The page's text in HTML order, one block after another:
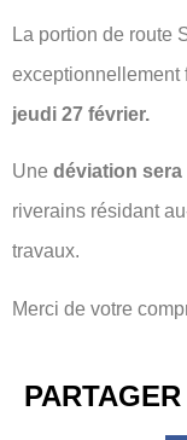
La portion de route
exceptionnellement
jeudi 27 février.
Une déviation sera
riverains résidant
travaux.
Merci de votre